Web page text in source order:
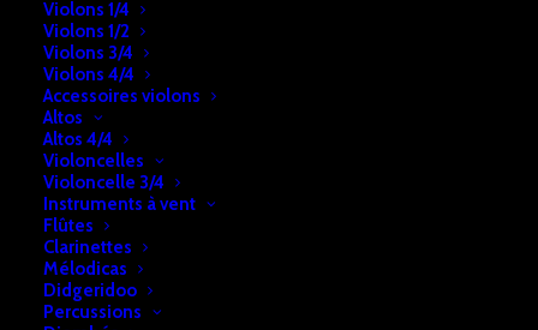
Violons 1/4
Violons 1/2
Violons 3/4
Violons 4/4
Accessoires violons
Altos
Altos 4/4
Violoncelles
Violoncelle 3/4
Instruments à vent
Flûtes
Clarinettes
Mélodicas
Didgeridoo
Percussions
quantité
de
Guitare
électro-
acoustique
UGS:
b2a74e28f7cf96
Catégories:
Guitares,Guitares électro-acoustiquse
à cordes pincées
DESCRIPTION